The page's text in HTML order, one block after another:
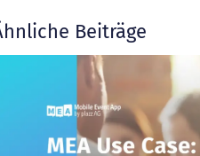
Beiträge